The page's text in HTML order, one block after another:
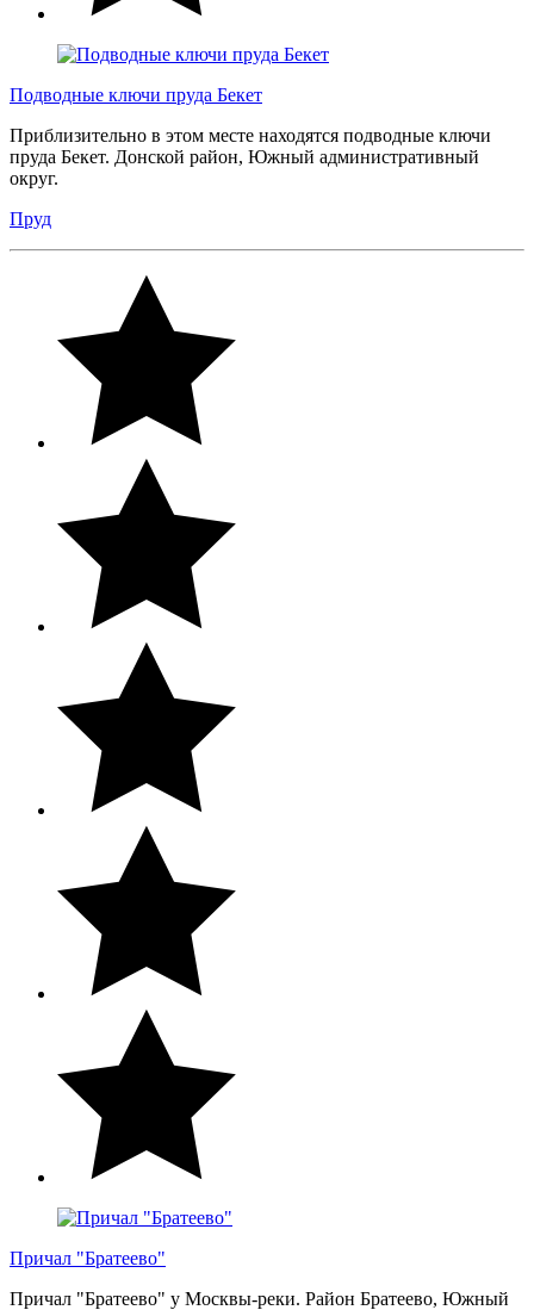
Подводные ключи пруда Бекет
Приблизительно в этом месте находятся подводные ключи
пруда Бекет. Донской район, Южный административный
округ.
Пруд
Причал "Братеево"
Причал "Братеево" у Москвы-реки. Район Братеево, Южный